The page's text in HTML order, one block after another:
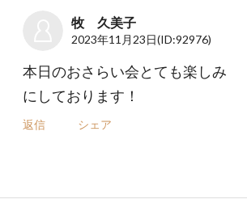
牧 久美子
2023年11月23日(ID:92976)
本日のおさらい会とても楽しみ
にしております！
返信 シェア